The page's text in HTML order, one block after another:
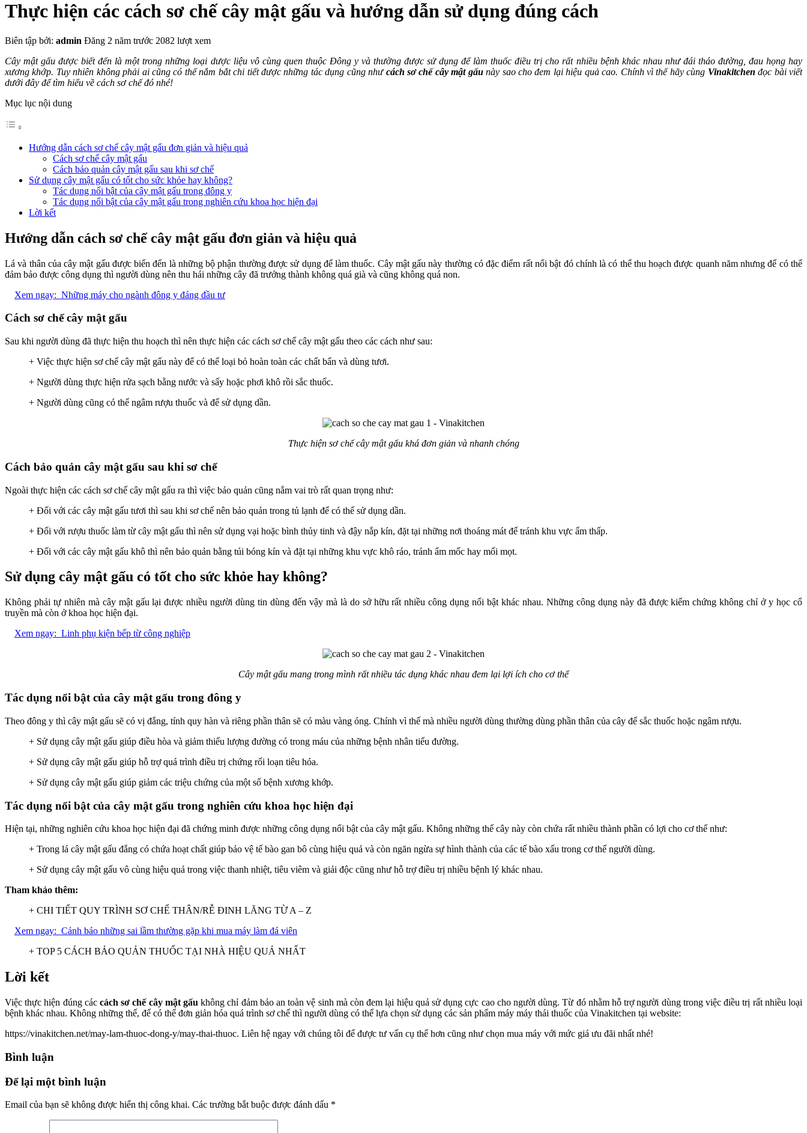
Thực hiện các cách sơ chế cây mật gấu và hướng dẫn sử dụng đúng cách
Biên tập bởi: admin Đăng 2 năm trước 2082 lượt xem
Cây mật gấu được biết đến là một trong những loại dược liệu vô cùng quen thuộc Đông y và thường được sử dụng để làm thuốc điều trị cho rất nhiều bệnh khác nhau như đái tháo đường, đau họng hay
xương khớp. Tuy nhiên không phải ai cũng có thể nắm bắt chi tiết được những tác dụng cũng như cách sơ chế cây mật gấunày sao cho đem lại hiệu quả cao. Chính vì thế hãy cùng Vinakitchenđọc bài viết
dưới đây để tìm hiểu về cách sơ chế đó nhé!
Mục lục nội dung
Hướng dẫn cách sơ chế cây mật gấu đơn giản và hiệu quả
Cách sơ chế cây mật gấu
Cách bảo quản cây mật gấu sau khi sơ chế
Sử dụng cây mật gấu có tốt cho sức khỏe hay không?
Tác dụng nổi bật của cây mật gấu trong đông y
Tác dụng nổi bật của cây mật gấu trong nghiên cứu khoa học hiện đại
Lời kết
Hướng dẫn cách sơ chế cây mật gấu đơn giản và hiệu quả
Lá và thân của cây mật gấu được biến đến là những bộ phận thường được sử dụng để làm thuốc. Cây mật gấu này thường có đặc điểm rất nổi bật đó chính là có thể thu hoạch được quanh năm nhưng để có thể
đảm bảo được công dụng thì người dùng nên thu hái những cây đã trưởng thành không quá già và cũng không quá non.
Xem ngay: Những máy cho ngành đông y đáng đầu tư
Cách sơ chế cây mật gấu
Sau khi người dùng đã thực hiện thu hoạch thì nên thực hiện các cách sơ chế cây mật gấu theo các cách như sau:
+ Việc thực hiện sơ chế cây mật gấu này để có thể loại bỏ hoàn toàn các chất bẩn và dùng tươi.
+ Người dùng thực hiện rửa sạch bằng nước và sấy hoặc phơi khô rồi sắc thuốc.
+ Người dùng cũng có thể ngâm rượu thuốc và để sử dụng dần.
Thực hiện sơ chế cây mật gấu khá đơn giản và nhanh chóng
Cách bảo quản cây mật gấu sau khi sơ chế
Ngoài thực hiện các cách sơ chế cây mật gấu ra thì việc bảo quản cũng nắm vai trò rất quan trọng như:
+ Đối với các cây mật gấu tươi thì sau khi sơ chế nên bảo quản trong tủ lạnh để có thể sử dụng dần.
+ Đối với rượu thuốc làm từ cây mật gấu thì nên sử dụng vại hoặc bình thủy tinh và đậy nắp kín, đặt tại những nơi thoáng mát để tránh khu vực ẩm thấp.
+ Đối với các cây mật gấu khô thì nên bảo quản bằng túi bóng kín và đặt tại những khu vực khô ráo, tránh ẩm mốc hay mối mọt.
Sử dụng cây mật gấu có tốt cho sức khỏe hay không?
Không phải tự nhiên mà cây mật gấu lại được nhiều người dùng tin dùng đến vậy mà là do sở hữu rất nhiều công dụng nổi bật khác nhau. Những công dụng này đã được kiểm chứng không chỉ ở y học cổ
truyền mà còn ở khoa học hiện đại.
Xem ngay: Linh phụ kiện bếp từ công nghiệp
Cây mật gấu mang trong mình rất nhiều tác dụng khác nhau đem lại lợi ích cho cơ thể
Tác dụng nổi bật của cây mật gấu trong đông y
Theo đông y thì cây mật gấu sẽ có vị đắng, tính quy hàn và riêng phần thân sẽ có màu vàng óng. Chính vì thế mà nhiều người dùng thường dùng phần thân của cây để sắc thuốc hoặc ngâm rượu.
+ Sử dụng cây mật gấu giúp điều hòa và giảm thiểu lượng đường có trong máu của những bệnh nhân tiểu đường.
+ Sử dụng cây mật gấu giúp hỗ trợ quá trình điều trị chứng rối loạn tiêu hóa.
+ Sử dụng cây mật gấu giúp giảm các triệu chứng của một số bệnh xương khớp.
Tác dụng nổi bật của cây mật gấu trong nghiên cứu khoa học hiện đại
Hiện tại, những nghiên cứu khoa học hiện đại đã chứng minh được những công dụng nổi bật của cây mật gấu. Không những thế cây này còn chứa rất nhiều thành phần có lợi cho cơ thể như:
+ Trong lá cây mật gấu đắng có chứa hoạt chất giúp bảo vệ tế bào gan bô cùng hiệu quả và còn ngăn ngừa sự hình thành của các tế bào xấu trong cơ thể người dùng.
+ Sử dụng cây mật gấu vô cùng hiệu quả trong việc thanh nhiệt, tiêu viêm và giải độc cũng như hỗ trợ điều trị nhiều bệnh lý khác nhau.
Tham khảo thêm:
+ CHI TIẾT QUY TRÌNH SƠ CHẾ THÂN/RỄ ĐINH LĂNG TỪ A – Z
Xem ngay: Cảnh báo những sai lầm thường gặp khi mua máy làm đá viên
+ TOP 5 CÁCH BẢO QUẢN THUỐC TẠI NHÀ HIỆU QUẢ NHẤT
Lời kết
Việc thực hiện đúng các cách sơ chế cây mật gấu không chỉ đảm bảo an toàn vệ sinh mà còn đem lại hiệu quả sử dụng cực cao cho người dùng. Từ đó nhằm hỗ trợ người dùng trong việc điều trị rất nhiều loại
bệnh khác nhau. Không những thế, để có thể đơn giản hóa quá trình sơ chế thì người dùng có thể lựa chọn sử dụng các sản phẩm máy máy thái thuốc của Vinakitchen tại website:
https://vinakitchen.net/may-lam-thuoc-dong-y/may-thai-thuoc. Liên hệ ngay với chúng tôi để được tư vấn cụ thể hơn cũng như chọn mua máy với mức giá ưu đãi nhất nhé!
Bình luận
Để lại một bình luận
Email của bạn sẽ không được hiển thị công khai. Các trường bắt buộc được đánh dấu *